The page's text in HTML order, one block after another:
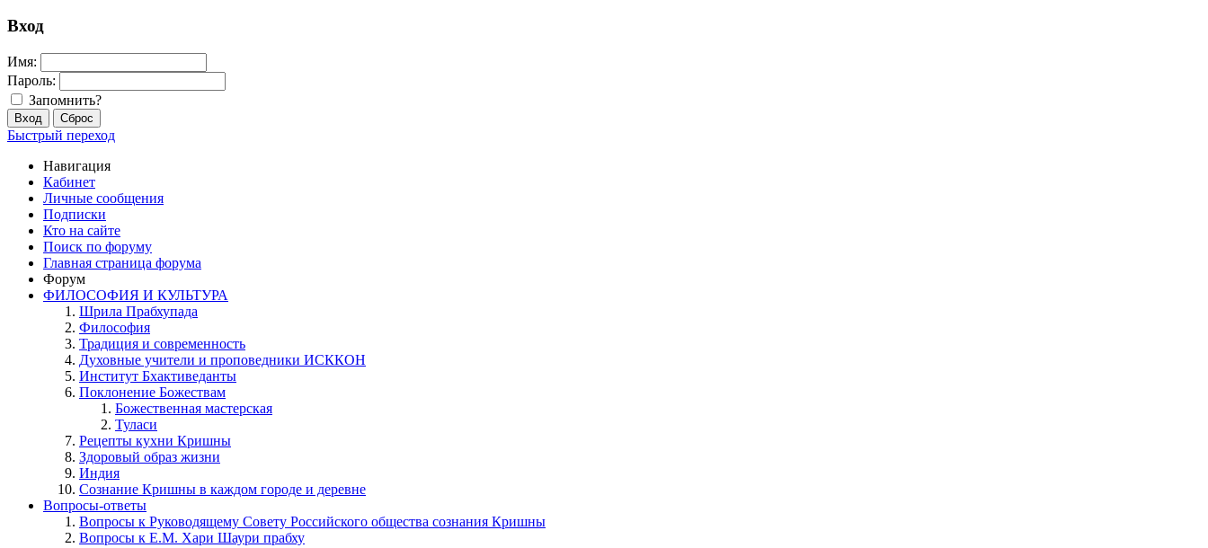
Вход
Имя:
Пароль:
Запомнить?
Быстрый переход
Навигация
Кабинет
Личные сообщения
Подписки
Кто на сайте
Поиск по форуму
Главная страница форума
Форум
ФИЛОСОФИЯ И КУЛЬТУРА
Шрила Прабхупада
Философия
Традиция и современность
Духовные учители и проповедники ИСККОН
Институт Бхактиведанты
Поклонение Божествам
Божественная мастерская
Туласи
Рецепты кухни Кришны
Здоровый образ жизни
Индия
Сознание Кришны в каждом городе и деревне
Вопросы-ответы
Вопросы к Руководящему Совету Российского общества сознания Кришны
Вопросы к Е.М. Хари Шаури прабху